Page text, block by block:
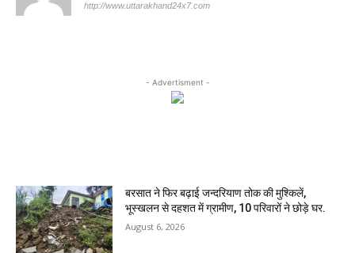
http://www.uttarakhand24x7.com
- Advertisment -
बरसात ने फिर बढ़ाई जन्दरियाण तोक की मुश्किलें,
भूस्खलन से दहशत में ग्रामीण, 10 परिवारों ने छोड़े घर.
August 6, 2026